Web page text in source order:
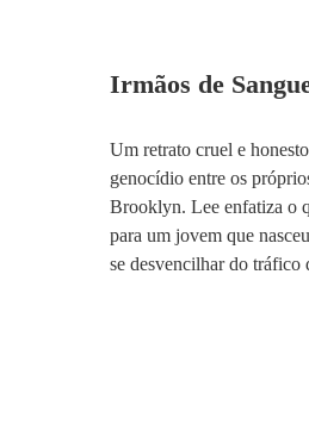
Irmãos de
Um retrato cruel e
genocídio entre os
Brooklyn. Lee enfatiza o
para um jovem que
se desvencilhar do tráfico